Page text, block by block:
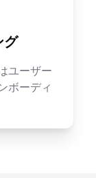
グ
ユーザー
ボーディ